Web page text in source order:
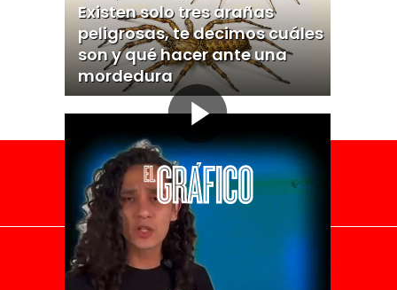
Existen solo tres arañas
peligrosas, te decimos cuáles
son y qué hacer ante una
mordedura
El Universal